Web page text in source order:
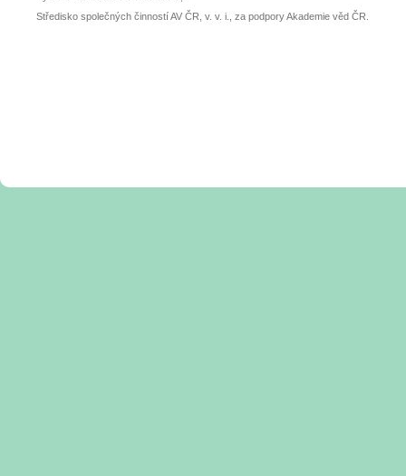
Středisko společných činností AV ČR, v. v. i., za podpory Akademie věd ČR.